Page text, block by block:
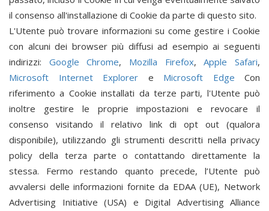
il consenso all'installazione di Cookie da parte di questo sito.
L'Utente può trovare informazioni su come gestire i Cookie
con alcuni dei browser più diffusi ad esempio ai seguenti
indirizzi: Google Chrome, Mozilla Firefox,Apple Safari,
Microsoft Internet Explorer e Microsoft Edge Con
riferimento a Cookie installati da terze parti, l'Utente può
inoltre gestire le proprie impostazioni e revocare il
consenso visitando il relativo link di opt out (qualora
disponibile), utilizzando gli strumenti descritti nella privacy
policy della terza parte o contattando direttamente la
stessa. Fermo restando quanto precede, l’Utente può
avvalersi delle informazioni fornite da EDAA (UE), Network
Advertising Initiative (USA) e Digital Advertising Alliance